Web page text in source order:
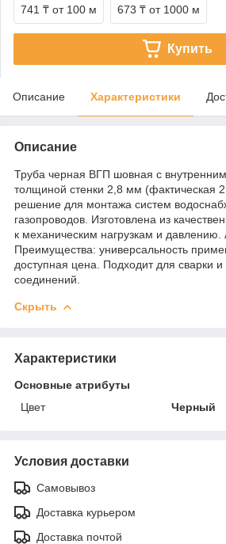
741 ₸ от 100 м 673 ₸ от 1000 м
Купить
Описание Характеристики
Описание
Труба черная ВГП шовная с
толщиной стенки 2,8 мм
решение для монтажа систем
газопроводов. Изготовлена из
к механическим нагрузкам и давлению.
Преимущества: универсальность
доступная цена. Подходит для сварки и
соединений.
Скрыть
Характеристики
Основные атрибуты
Цвет
Черный
Условия доставки
Самовывоз
Доставка курьером
Доставка почтой